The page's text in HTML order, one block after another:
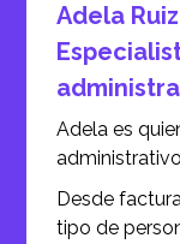
Adela Ruiz
Adela es
Desde
tipo de